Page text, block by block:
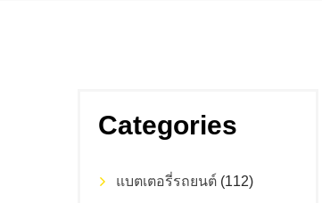
Categories
แบตเตอรี่รถยนต์ (112)